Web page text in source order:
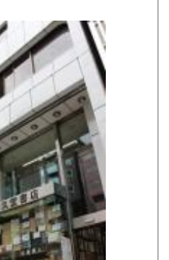
愛媛県
福岡県
長崎県
大分県
鹿児島県